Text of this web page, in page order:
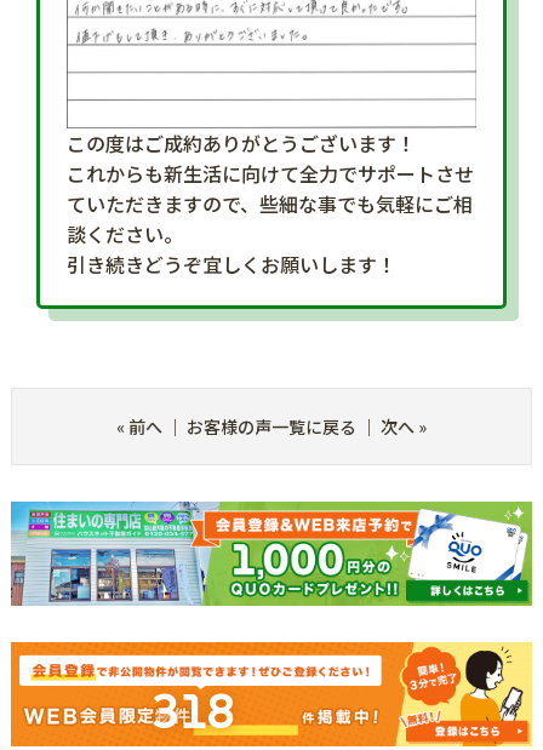
この度はご成約ありがとうございます！
これからも新生活に向けて全力でサポートさせ
ていただきますので、些細な事でも気軽にご相
談ください。
引き続きどうぞ宜しくお願いします！
« 前へ｜ お客様の声一覧に戻る ｜ 次へ»
318